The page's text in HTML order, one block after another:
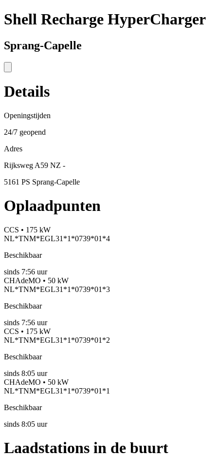
Shell Recharge HyperCharger
Sprang-Capelle
Details
Openingstijden
24/7 geopend
Adres
Rijksweg A59 NZ -
5161 PS Sprang-Capelle
Oplaadpunten
CCS • 175 kW
NL*TNM*EGL31*1*0739*01*4
Beschikbaar
sinds 7:56 uur
CHAdeMO • 50 kW
NL*TNM*EGL31*1*0739*01*3
Beschikbaar
sinds 7:56 uur
CCS • 175 kW
NL*TNM*EGL31*1*0739*01*2
Beschikbaar
sinds 8:05 uur
CHAdeMO • 50 kW
NL*TNM*EGL31*1*0739*01*1
Beschikbaar
sinds 8:05 uur
Laadstations in de buurt